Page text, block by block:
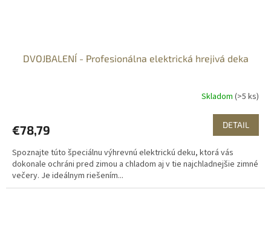
DVOJBALENÍ - Profesionálna elektrická hrejivá deka
Skladom (>5 ks)
€78,79 DETAIL
Spoznajte túto špeciálnu výhrevnú elektrickú deku, ktorá vás
dokonale ochráni pred zimou a chladom aj v tie najchladnejšie zimné
večery. Je ideálnym riešením...